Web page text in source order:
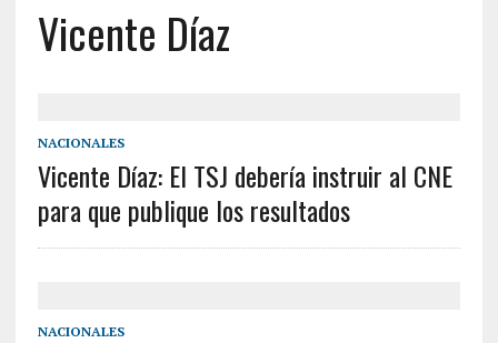
Vicente Díaz
NACIONALES
Vicente Díaz: El TSJ debería instruir al CNE
para que publique los resultados
NACIONALES